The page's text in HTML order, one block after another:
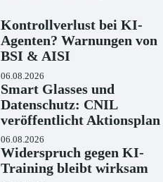
Kontrollverlust bei KI-
Agenten? Warnungen von
BSI & AISI
06.08.2026
Smart Glasses und
Datenschutz: CNIL
veröffentlicht Aktionsplan
06.08.2026
Widerspruch gegen KI-
Training bleibt wirksam